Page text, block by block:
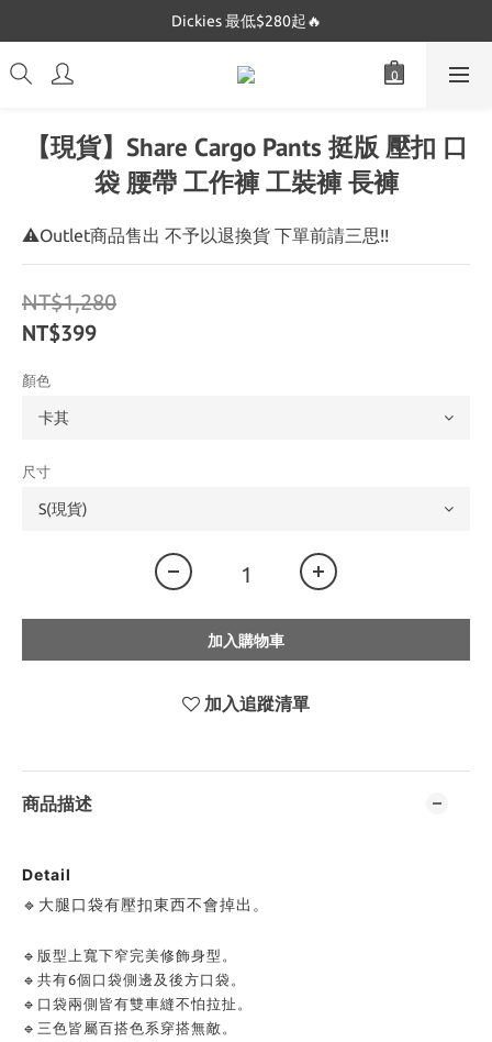
Dickies 最低$280起🔥
Dickies 最低$280起🔥
Mucent 全網最低🔥
【現貨】Share Cargo Pants 挺版 壓扣 口
袋 腰帶 工作褲 工裝褲 長褲
⚠Outlet商品售出 不予以退換貨 下單前請三思!!
NT$1,280
NT$399
顏色
尺寸
加入購物車
加入追蹤清單
商品描述
Detail
🔹 大腿口袋有壓扣東西不會掉出。
🔹 版型上寬下窄完美修飾身型。
🔹 共有6個口袋側邊及後方口袋。
🔹 口袋兩側皆有雙車縫不怕拉扯。
🔹 三色皆屬百搭色系穿搭無敵。